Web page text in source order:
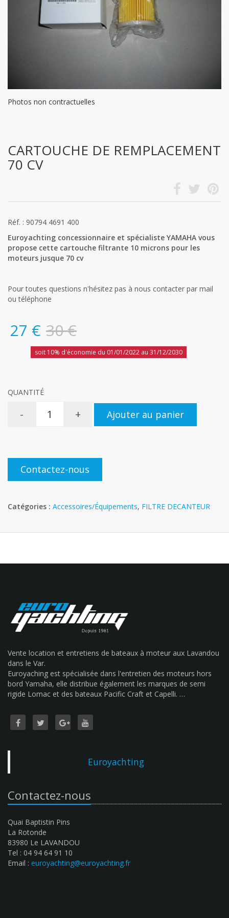
Photos non contractuelles
CARTOUCHE DE REMPLACEMENT
70 CV
Réf. : 90794 4691 400
Euroyachting concessionnaire et spécialiste YAMAHA vous
propose cette cartouche filtrante 10 microns pour les
moteurs jusque 70 cv
Pour toutes questions n'hésitez pas à nous contacter par mail
ou téléphone
27 € 30 €
soit 10% d'économie du 01/01/2022 au 31/12/2030
QUANTITÉ
- + Ajouter au panier
Contactez-nous
Catégories : Accessoires/Équipements, FILTRE DECANTEUR
Vente location et entretiens de bateaux à moteur aux Lavandou
dans le Var.
Euroyaching est spécialisée dans l'entretien des moteurs hors
bord Yamaha, elle distribue également les marques de semi
rigide Lomac et des bateaux Pacific Craft et Capelli. …
Euroyachting
Contactez-nous
Quai Baptistin Pins
La Rotonde
83980 Le LAVANDOU
Tel : 04 94 64 91 10
Email : euroyachting@euroyachting.fr